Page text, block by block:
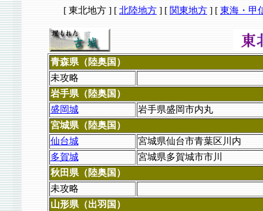
[ 東北地方 ] [ 北陸地方 ] [ 関東地方 ] [ 東海・甲
青森県（陸奥国）
未攻略
岩手県（陸奥国）
盛岡城
岩手県盛岡市内丸
宮城県（陸奥国）
仙台城
宮城県仙台市青葉区川内
多賀城
宮城県多賀城市市川
秋田県（陸奥国）
未攻略
山形県（出羽国）